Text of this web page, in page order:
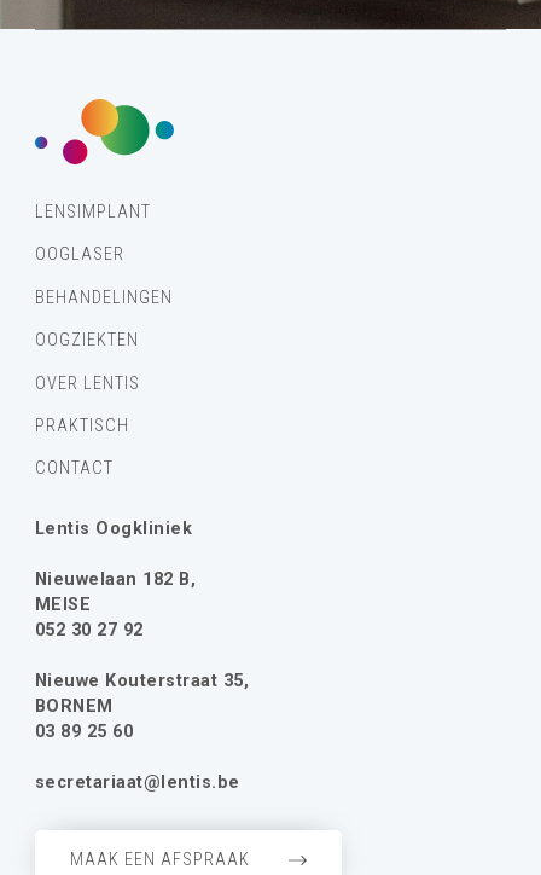
LENSIMPLANT
OOGLASER
BEHANDELINGEN
OOGZIEKTEN
OVER LENTIS
PRAKTISCH
CONTACT
Lentis Oogkliniek
Nieuwelaan 182 B,
MEISE
052 30 27 92
Nieuwe Kouterstraat 35,
BORNEM
03 89 25 60
secretariaat@lentis.be
MAAK EEN AFSPRAAK